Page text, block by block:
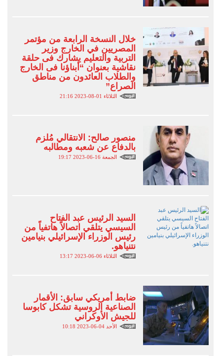
خلال النسخة الرابعة من مؤتمر
المصريين في الخارج وزير
التربية والتعليم يشارك فى حلقة
نقاشية بعنوان “أبناؤنا فى الخارج
والطلاب العائدون من مناطق
الصراع”
الثلاثاء 01-08-2023 21:16
منصور صالح: الانتقالي مُلزم
بالدفاع عن شعبه ومطالبه
الجمعة 16-06-2023 19:17
السيد الرئيس عبد الفتاح
السيسي يتلقي اتصالاً هاتفياً من
رئيس الوزراء الإسرائيلي بنيامين
نتنياهو.
الثلاثاء 06-06-2023 13:17
ضابط أمريكي سابق: الأقمار
الصناعية الروسية تشكل كابوسا
للجيش الأوكراني
الأحد 04-06-2023 10:18